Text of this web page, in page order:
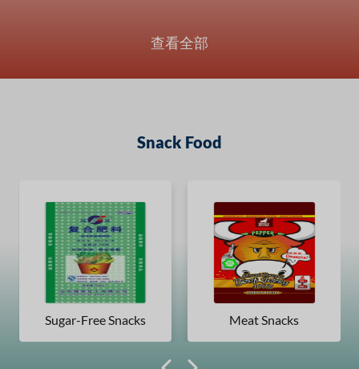
查看全部
Snack Food
Sugar-Free Snacks Meat Snacks